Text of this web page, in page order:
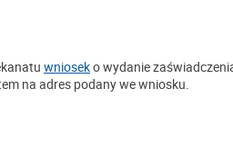
wnioseko wydanie
na adres podany we wniosku.